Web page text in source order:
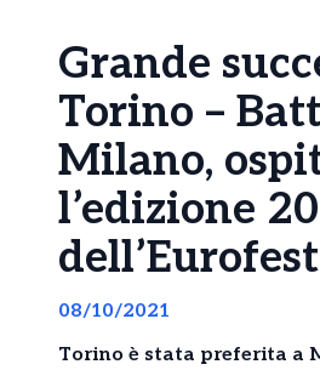
Grande
Torino –
Milano,
l’edizione
08/10/2021
Torino è stata preferita a